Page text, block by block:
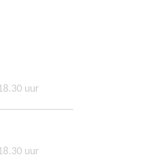
uur
uur